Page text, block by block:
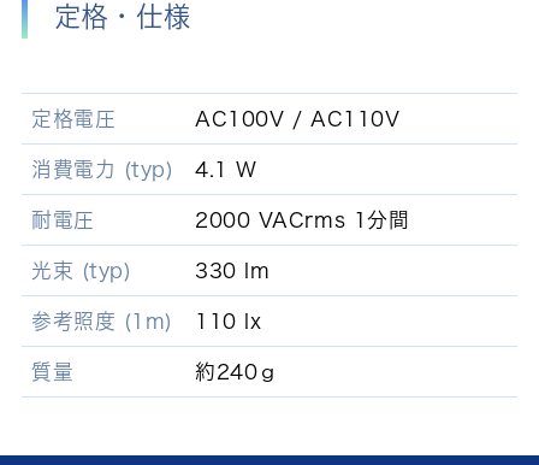
定格・仕様
定格電圧 AC100V / AC110V
消費電力 (typ) 4.1 W
耐電圧 2000 VACrms 1分間
光束 (typ) 330 lm
参考照度 (1m) 110 lx
質量 約240ｇ